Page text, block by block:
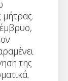
μήτρας.
της